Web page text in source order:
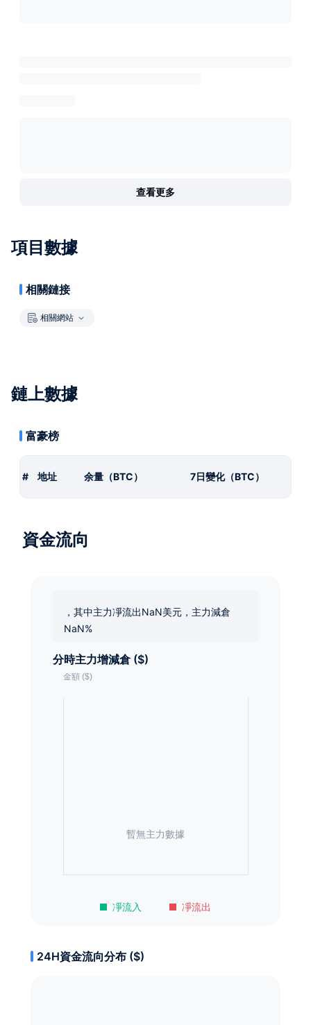
查看更多
項目數據
相關鏈接
相關網站
鏈上數據
富豪榜
# 地址 余量（BTC） 7日變化（BTC）
資金流向
，其中主力凈流出NaN美元，主力減倉
NaN%
分時主力增減倉 ($)
凈流入 凈流出
暫無主力數據
24H資金流向分布 ($)